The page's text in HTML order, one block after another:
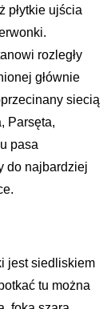
płytkie ujścia
rozległy
głównie
siecią
Parsęta,
pasa
do najbardziej
jest siedliskiem
tu można